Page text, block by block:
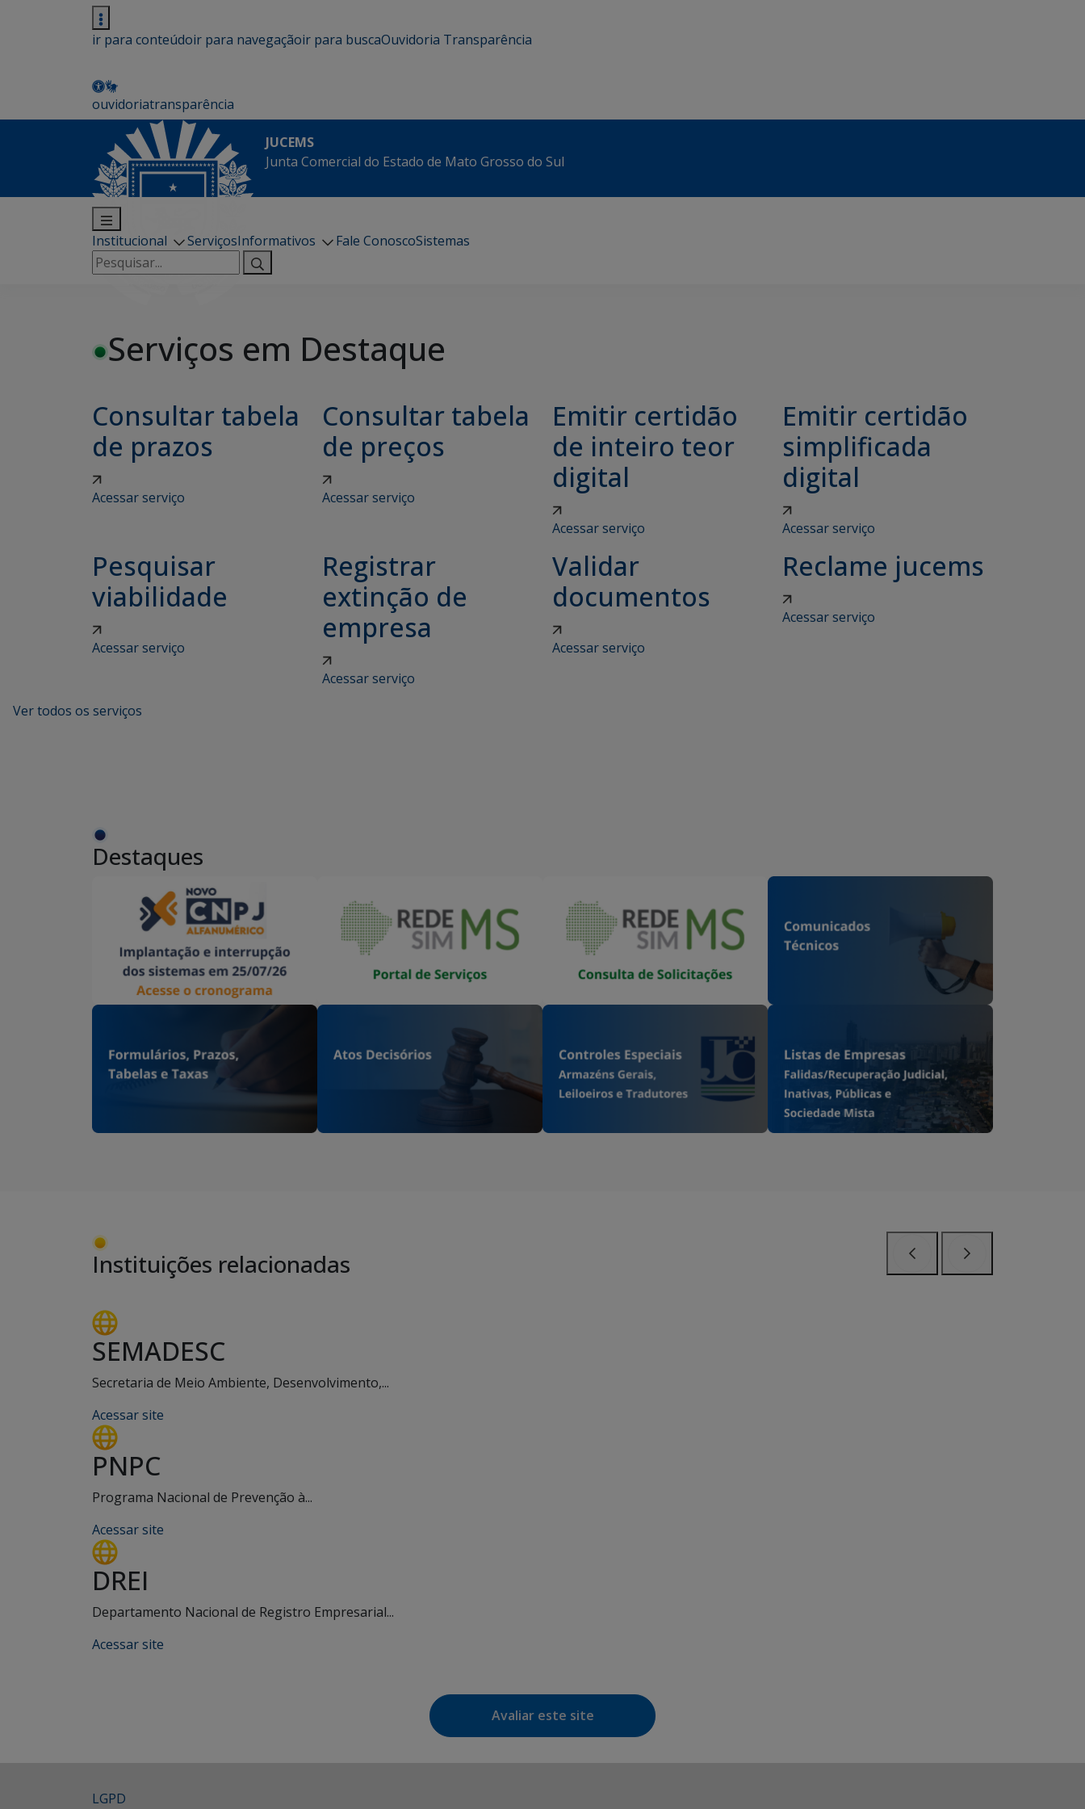
ir para conteúdoir para navegaçãoir para buscaOuvidoria Transparência
ouvidoriatransparência
JUCEMS
Junta Comercial do Estado de Mato Grosso do Sul
Institucional ServiçosInformativos Fale ConoscoSistemas
Pesquisar
por:
Serviços em Destaque
Consultar tabela
de prazos
Acessar serviço
Consultar tabela
de preços
Acessar serviço
Emitir certidão
de inteiro teor
digital
Acessar serviço
Emitir certidão
simplificada
digital
Acessar serviço
Pesquisar
viabilidade
Acessar serviço
Registrar
extinção de
empresa
Acessar serviço
Validar
documentos
Acessar serviço
Reclame jucems
Acessar serviço
Ver todos os serviços
Destaques
Instituições relacionadas
SEMADESC
Secretaria de Meio Ambiente, Desenvolvimento,...
Acessar site
PNPC
Programa Nacional de Prevenção à...
Acessar site
DREI
Departamento Nacional de Registro Empresarial...
Acessar site
Avaliar este site
LGPD